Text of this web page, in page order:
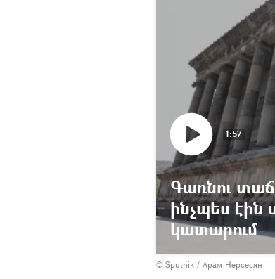
Գառնու
ինչպես
կատարում
1:57
© Sputnik / Арам Нерсесян